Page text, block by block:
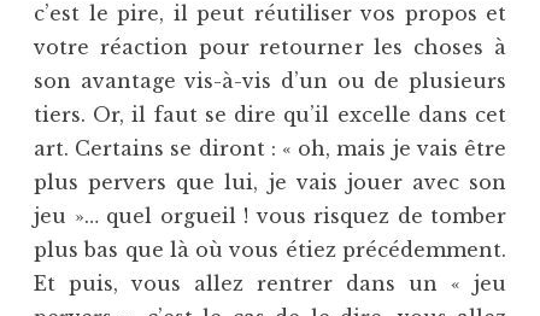
c’est le pire, il peut réutiliser vos propos et
votre réaction pour retourner les choses à
son avantage vis-à-vis d’un ou de plusieurs
tiers. Or, il faut se dire qu’il excelle dans cet
art. Certains se diront : « oh, mais je vais être
plus pervers que lui, je vais jouer avec son
jeu »… quel orgueil ! vous risquez de tomber
plus bas que là où vous étiez précédemment.
Et puis, vous allez rentrer dans un « jeu